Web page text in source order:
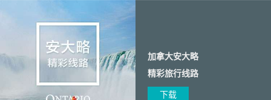
加拿大安大略
精彩旅行线路
下载